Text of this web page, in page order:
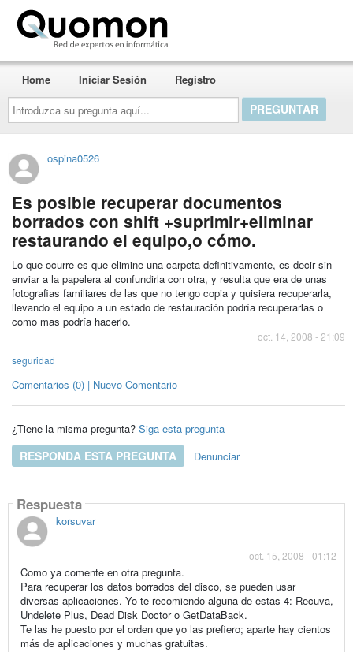
Introduzca
su
pregunta
aquí...
Home Iniciar Sesión Registro
ospina0526
Es posible recuperar documentos
borrados con shift +suprimir+eliminar
restaurando el equipo,o cómo.
Lo que ocurre es que elimine una carpeta definitivamente, es decir sin
enviar a la papelera al confundirla con otra, y resulta que era de unas
fotografias familiares de las que no tengo copia y quisiera recuperarla,
llevando el equipo a un estado de restauración podría recuperarlas o
como mas podría hacerlo.
oct. 14, 2008 - 21:09
seguridad
Comentarios (0) | Nuevo Comentario
¿Tiene la misma pregunta? Siga esta pregunta
RESPONDA ESTA PREGUNTA Denunciar
Respuesta
korsuvar
oct. 15, 2008 - 01:12
Como ya comente en otra pregunta.
Para recuperar los datos borrados del disco, se pueden usar
diversas aplicaciones. Yo te recomiendo alguna de estas 4: Recuva,
Undelete Plus, Dead Disk Doctor o GetDataBack.
Te las he puesto por el orden que yo las prefiero; aparte hay cientos
más de aplicaciones y muchas gratuitas.